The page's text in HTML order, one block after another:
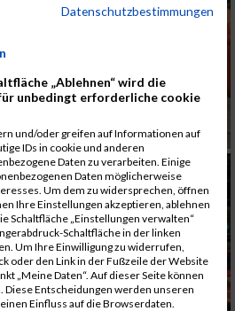
Datenschutzbestimmungen
„Ablehnen“ wird die
unbedingt erforderliche cookie
und/oder greifen auf Informationen auf
IDs in cookie und anderen
Daten zu verarbeiten. Einige
Daten möglicherweise
Um dem zu widersprechen, öffnen
Ihre Einstellungen akzeptieren, ablehnen
Schaltfläche „Einstellungen verwalten“
Schaltfläche in der linken
Um Ihre Einwilligung zu widerrufen,
oder den Link in der Fußzeile der Website
„Meine Daten“. Auf dieser Seite können
Diese Entscheidungen werden unseren
Einfluss auf die Browserdaten.